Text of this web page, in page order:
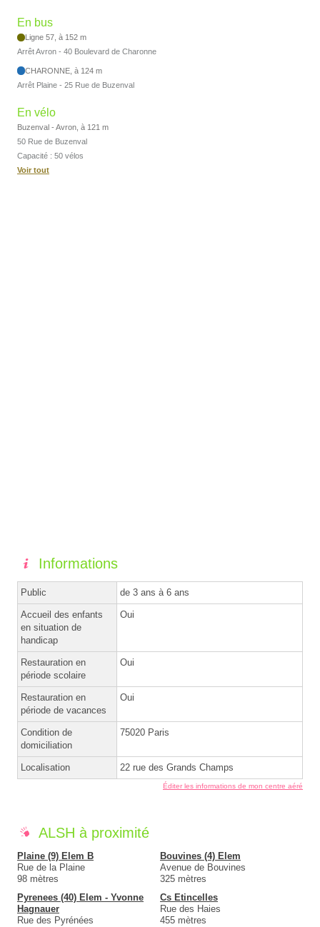
En bus
Ligne 57, à 152 m
Arrêt Avron - 40 Boulevard de Charonne
CHARONNE, à 124 m
Arrêt Plaine - 25 Rue de Buzenval
En vélo
Buzenval - Avron, à 121 m
50 Rue de Buzenval
Capacité : 50 vélos
Voir tout
Informations
Public de 3 ans à 6 ans
Accueil des enfants
en situation de
handicap
Oui
Restauration en
période scolaire
Oui
Restauration en
période de vacances
Oui
Condition de
domiciliation
75020 Paris
Localisation 22 rue des Grands Champs
Éditer les informations de mon centre aéré
ALSH à proximité
Plaine (9) Elem B
Rue de la Plaine
98 mètres
Bouvines (4) Elem
Avenue de Bouvines
325 mètres
Pyrenees (40) Elem - Yvonne
Hagnauer
Rue des Pyrénées
Cs Etincelles
Rue des Haies
455 mètres